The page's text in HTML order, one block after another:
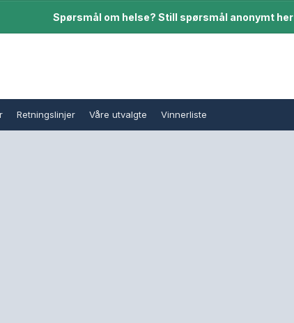
Spørsmål om helse? Still spørsmål anonymt her
Retningslinjer Våre utvalgte Vinnerliste